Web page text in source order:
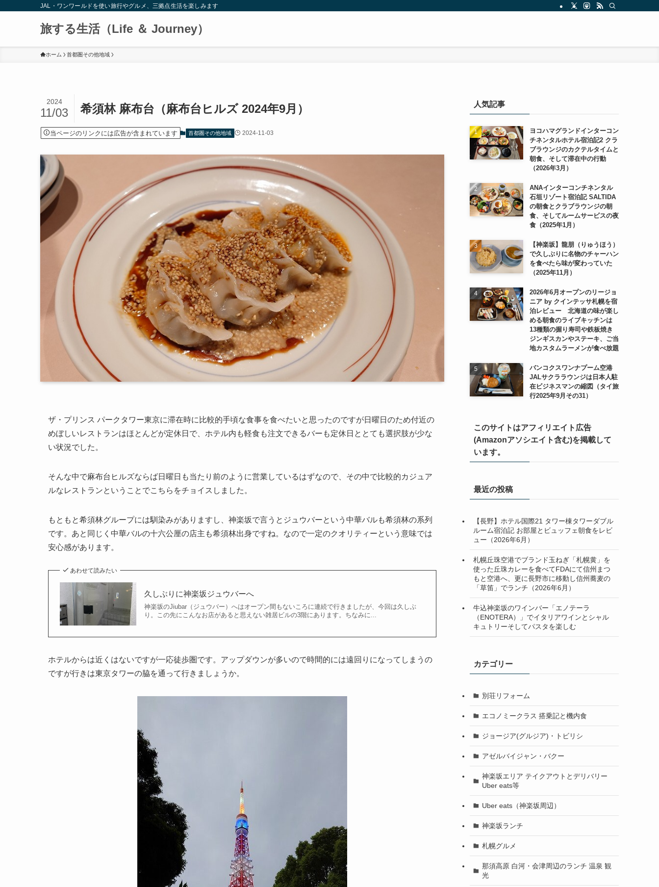
JAL・ワンワールドを使い旅行やグルメ、三拠点生活を楽しみます
旅する生活（Life ＆ Journey）
ホーム 首都圏その他地域
希須林 麻布台（麻布台ヒルズ 2024年9月）
2024
11/03
当ページのリンクには広告が含まれています 首都圏その他地域 2024-11-03
ザ・プリンス パークタワー東京に滞在時に比較的手頃な食事を食べたいと思ったのですが日曜日のため付近の
めぼしいレストランはほとんどが定休日で、ホテル内も軽食も注文できるバーも定休日ととても選択肢が少な
い状況でした。
そんな中で麻布台ヒルズならば日曜日も当たり前のように営業しているはずなので、その中で比較的カジュア
ルなレストランということでこちらをチョイスしました。
もともと希須林グループには馴染みがありますし、神楽坂で言うとジュウバーという中華バルも希須林の系列
です。あと同じく中華バルの十六公厘の店主も希須林出身ですね。なので一定のクオリティーという意味では
安心感があります。
あわせて読みたい
久しぶりに神楽坂ジュウバーへ
神楽坂のJiubar（ジュウバー）へはオープン間もないころに連続で行きましたが、今回は久しぶ
り。この先にこんなお店があると思えない雑居ビルの3階にあります。ちなみに...
ホテルからは近くはないですが一応徒歩圏です。アップダウンが多いので時間的には遠回りになってしまうの
ですが行きは東京タワーの脇を通って行きましょうか。
人気記事
ヨコハマグランドインターコン
チネンタルホテル宿泊記2 クラ
ブラウンジのカクテルタイムと
朝食、そして滞在中の行動
（2026年3月）
ANAインターコンチネンタル
石垣リゾート宿泊記 SALTIDA
の朝食とクラブラウンジの朝
食、そしてルームサービスの夜
食（2025年1月）
【神楽坂】龍朋（りゅうほう）
で久しぶりに名物のチャーハン
を食べたら味が変わっていた
（2025年11月）
2026年6月オープンのリージョ
ニア by クインテッサ札幌を宿
泊レビュー 北海道の味が楽し
める朝食のライブキッチンは
13種類の握り寿司や鉄板焼き
ジンギスカンやステーキ、ご当
地カスタムラーメンが食べ放題
バンコクスワンナプーム空港
JALサクララウンジは日本人駐
在ビジネスマンの縮図（タイ旅
行2025年9月その31）
このサイトはアフィリエイト広告
(Amazonアソシエイト含む)を掲載して
います。
最近の投稿
【長野】ホテル国際21 タワー棟タワーダブル
ルーム宿泊記 お部屋とビュッフェ朝食をレビ
ュー（2026年6月）
札幌丘珠空港でブランド玉ねぎ「札幌黄」を
使った丘珠カレーを食べてFDAにて信州まつ
もと空港へ、更に長野市に移動し信州蕎麦の
「草笛」でランチ（2026年6月）
牛込神楽坂のワインバー「エノテーラ
（ENOTERA）」でイタリアワインとシャル
キュトリーそしてパスタを楽しむ
カテゴリー
別荘リフォーム
エコノミークラス 搭乗記と機内食
ジョージア(グルジア)・トビリシ
アゼルバイジャン・バクー
神楽坂エリア テイクアウトとデリバリー
Uber eats等
Uber eats（神楽坂周辺）
神楽坂ランチ
札幌グルメ
那須高原 白河・会津周辺のランチ 温泉 観
光